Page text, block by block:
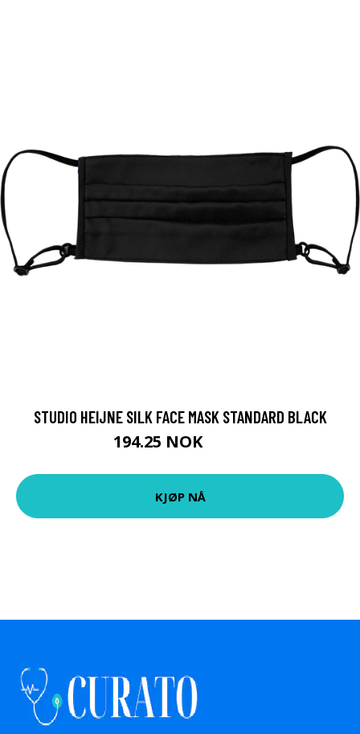
STUDIO HEIJNE SILK FACE MASK STANDARD BLACK
194.25 NOK
KJØP NÅ